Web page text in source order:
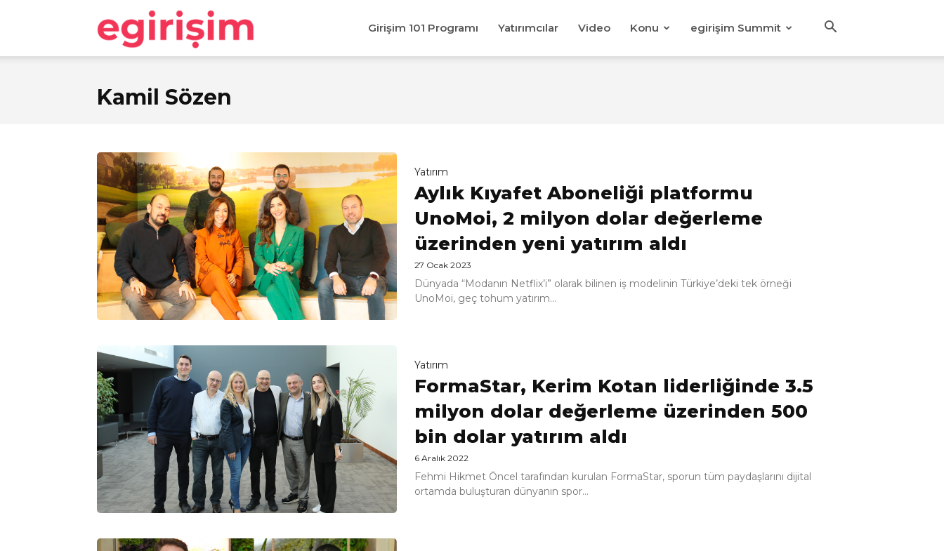
egirişim Girişim 101 Programı Yatırımcılar Video Konu egirişim Summit
Kamil Sözen
Yatırım
Aylık Kıyafet Aboneliği platformu
UnoMoi, 2 milyon dolar değerleme
üzerinden yeni yatırım aldı
27 Ocak 2023
Dünyada “Modanın Netflix’i” olarak bilinen iş modelinin Türkiye’deki tek örneği
UnoMoi, geç tohum yatırım...
Yatırım
FormaStar, Kerim Kotan liderliğinde 3.5
milyon dolar değerleme üzerinden 500
bin dolar yatırım aldı
6 Aralık 2022
Fehmi Hikmet Öncel tarafından kurulan FormaStar, sporun tüm paydaşlarını dijital
ortamda buluşturan dünyanın spor...